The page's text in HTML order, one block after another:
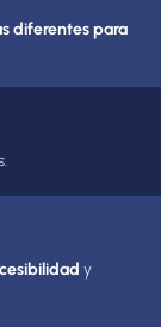
diferentes para
y